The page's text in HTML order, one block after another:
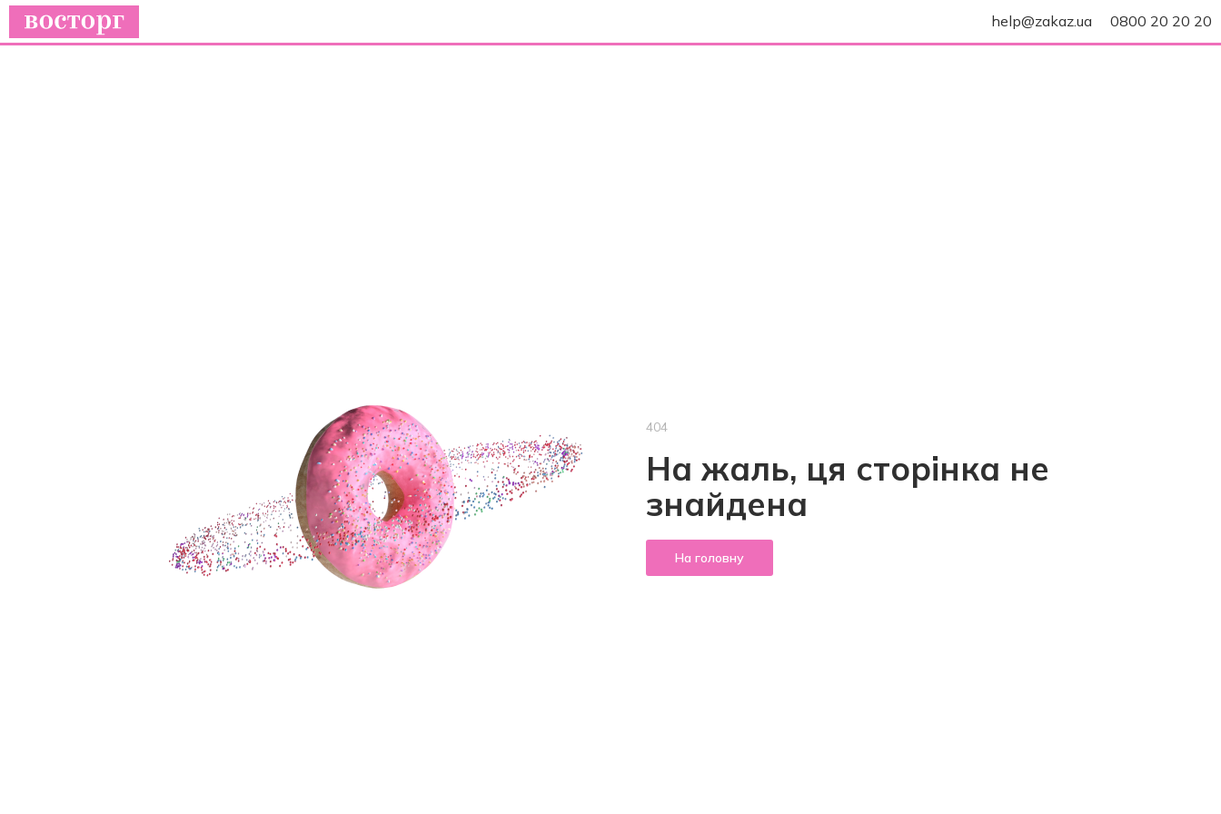
help@zakaz.ua 0800 20 20 20
404
На жаль, ця сторінка не
знайдена
На головну